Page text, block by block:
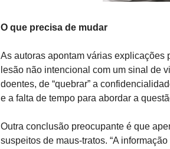
O que precisa de mudar
As autoras apontam várias explicações
lesão não intencional com um sinal de
doentes, de “quebrar” a
e a falta de tempo para abordar a
Outra conclusão preocupante é que
suspeitos de maus-tratos. “A